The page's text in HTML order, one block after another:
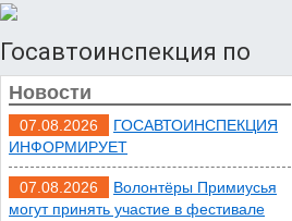
Госавтоинспекция по
Ростовской области
призвала водителей быть
осторожными из-за
ухудшения погоды
07 августа 2026 19:39
Новости
07.08.2026
ГОСАВТОИНСПЕКЦИЯ
ИНФОРМИРУЕТ
07.08.2026
Волонтёры Примиусья
могут принять участие в фестивале